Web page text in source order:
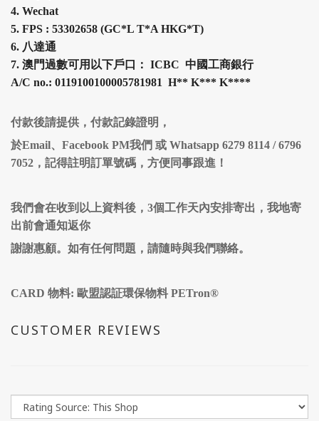
4. Wechat
5. FPS : 53302658 (GC*L T*A HKG*T)
6. 八達通
7. 澳門過數可用以下戶口： ICBC 中國工商銀行
A/C no.: 0119100100005781981 H** K*** K****
付款後請提供，付款記錄證明，
於Email、Facebook PM我們 或 Whatsapp 6279 8114 / 6796
7052，記得註明訂單號碼，方便同事跟進！
我們會在收到以上資料後，3個工作天內安排寄出，我地寄
出前會通知返你
謝謝惠顧。如有任何問題，請隨時與我們聯絡。
CARD 物料: 歐盟認証環保物料 PETron®
CUSTOMER REVIEWS